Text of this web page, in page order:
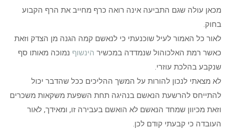
מכאן עולה שגם התביעה אינה רואה כרף מחייב את הרף הקבוע
בחוק.
לאור כל האמור לעיל שוכנעתי כי לנאשם קמה הגנה מן הצדק וזאת
כאשר רמת האלכוהול שנמדדה במכשיר הינשוף נמוכה מאותו סף
שנקבע בהלכת עוזרי.
לא מצאתי לנכון להורות על המשך ההליכים ככל שהדבר יכול
להתייחס להרשעת הנאשם בנהיגה תחת השפעת משקאות משכרים
וזאת מכיוון שמחד הנאשם לא הואשם בעבירה זו, ומאידך, לאור
העובדה כי קבעתי קודם לכן.